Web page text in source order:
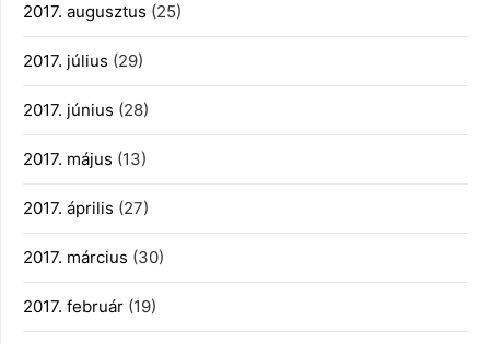
2017. augusztus (25)
2017. július (29)
2017. június (28)
2017. május (13)
2017. április (27)
2017. március (30)
2017. február (19)